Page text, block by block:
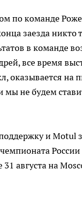
по команде
заезда никто
в команде
все время
на
не будем
и Motul
августа на